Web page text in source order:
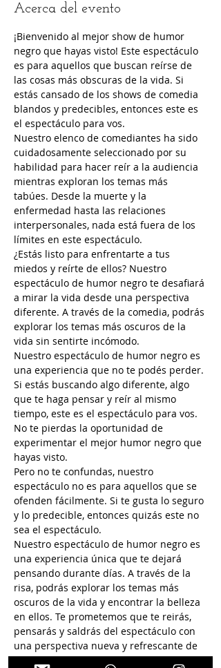
Acerca del evento
¡Bienvenido al mejor show de humor
negro que hayas visto! Este espectáculo
es para aquellos que buscan reírse de
las cosas más obscuras de la vida. Si
estás cansado de los shows de comedia
blandos y predecibles, entonces este es
el espectáculo para vos.
Nuestro elenco de comediantes ha sido
cuidadosamente seleccionado por su
habilidad para hacer reír a la audiencia
mientras exploran los temas más
tabúes. Desde la muerte y la
enfermedad hasta las relaciones
interpersonales, nada está fuera de los
límites en este espectáculo.
¿Estás listo para enfrentarte a tus
miedos y reírte de ellos? Nuestro
espectáculo de humor negro te desafiará
a mirar la vida desde una perspectiva
diferente. A través de la comedia, podrás
explorar los temas más oscuros de la
vida sin sentirte incómodo.
Nuestro espectáculo de humor negro es
una experiencia que no te podés perder.
Si estás buscando algo diferente, algo
que te haga pensar y reír al mismo
tiempo, este es el espectáculo para vos.
No te pierdas la oportunidad de
experimentar el mejor humor negro que
hayas visto.
Pero no te confundas, nuestro
espectáculo no es para aquellos que se
ofenden fácilmente. Si te gusta lo seguro
y lo predecible, entonces quizás este no
sea el espectáculo.
Nuestro espectáculo de humor negro es
una experiencia única que te dejará
pensando durante días. A través de la
risa, podrás explorar los temas más
oscuros de la vida y encontrar la belleza
en ellos. Te prometemos que te reirás,
pensarás y saldrás del espectáculo con
una perspectiva nueva y refrescante de
la vida.